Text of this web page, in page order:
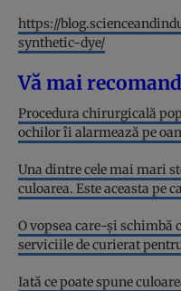
https://
synthetic-dye/
Vă mai
Procedura chirurgicală
ochilor îi alarmează pe
Una dintre cele mai mari
culoarea. Este aceasta pe
O vopsea care-și schimbă
serviciile de curierat
Iată ce poate spune